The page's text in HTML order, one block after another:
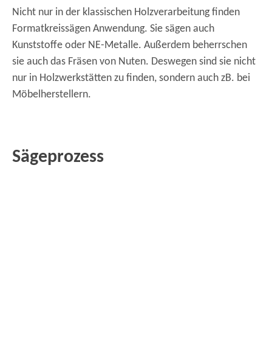
Nicht nur in der klassischen Holzverarbeitung finden
Formatkreissägen Anwendung. Sie sägen auch
Kunststoffe oder NE-Metalle. Außerdem beherrschen
sie auch das Fräsen von Nuten. Deswegen sind sie nicht
nur in Holzwerkstätten zu finden, sondern auch zB. bei
Möbelherstellern.
Sägeprozess